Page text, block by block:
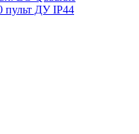
пульт ДУ IP44